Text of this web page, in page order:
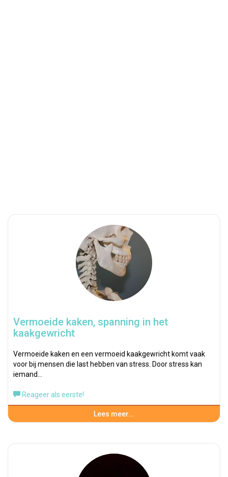
Vermoeide kaken, spanning in het
kaakgewricht
Vermoeide kaken en een vermoeid kaakgewricht komt vaak
voor bij mensen die last hebben van stress. Door stress kan
iemand…
Reageer als eerste!
Lees meer...